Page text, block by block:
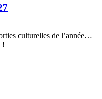
culturelles de l’année…
!